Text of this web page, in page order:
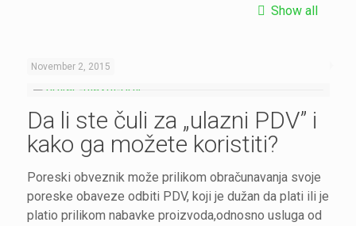
Show all
November 2, 2015
Da li ste čuli za „ulazni PDV” i
kako ga možete koristiti?
Poreski obveznik može prilikom obračunavanja svoje
poreske obaveze odbiti PDV, koji je dužan da plati ili je
platio prilikom nabavke proizvoda,odnosno usluga od